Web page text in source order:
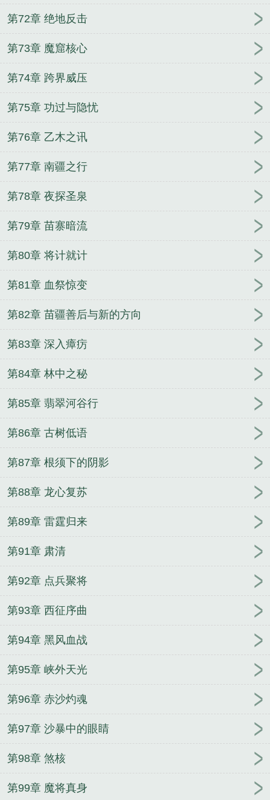
第72章 绝地反击
第73章 魔窟核心
第74章 跨界威压
第75章 功过与隐忧
第76章 乙木之讯
第77章 南疆之行
第78章 夜探圣泉
第79章 苗寨暗流
第80章 将计就计
第81章 血祭惊变
第82章 苗疆善后与新的方向
第83章 深入瘴疠
第84章 林中之秘
第85章 翡翠河谷行
第86章 古树低语
第87章 根须下的阴影
第88章 龙心复苏
第89章 雷霆归来
第91章 肃清
第92章 点兵聚将
第93章 西征序曲
第94章 黑风血战
第95章 峡外天光
第96章 赤沙灼魂
第97章 沙暴中的眼睛
第98章 煞核
第99章 魔将真身